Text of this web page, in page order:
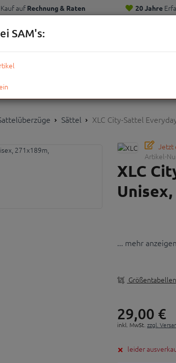
Kauf auf Rechnung & Raten 20 Jahre
Sättel XLC City-Sattel
Jetzt
Artikel-
XLC
... mehr anzeigen
29,00 €
inkl. MwSt. zzgl.
leider
SAM's: